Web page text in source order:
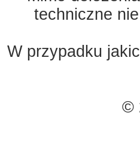
techniczne
W przypadku
©